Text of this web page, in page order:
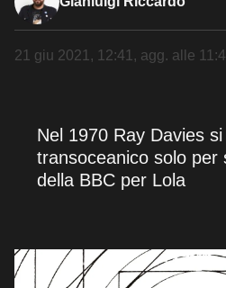
21 giu 2021, 12:41 , agg. alle
Nel 1970 Ray Davies
transoceanico solo per
della BBC per Lola